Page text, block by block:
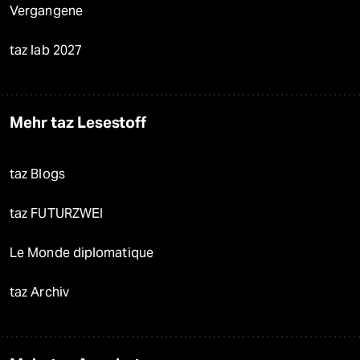
Vergangene
taz lab 2027
Mehr taz Lesestoff
taz Blogs
taz FUTURZWEI
Le Monde diplomatique
taz Archiv